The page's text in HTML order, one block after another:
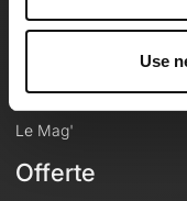
Use
Team
Le Mag'
Offerte